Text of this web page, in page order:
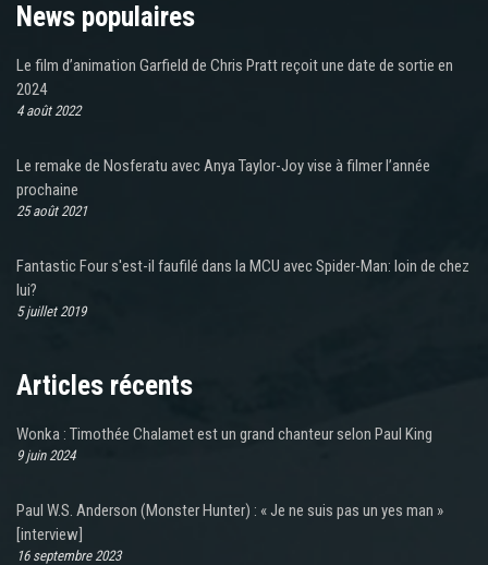
News populaires
Le film d’animation Garfield de Chris Pratt reçoit une date de sortie en
2024
4 août 2022
Le remake de Nosferatu avec Anya Taylor-Joy vise à filmer l’année
prochaine
25 août 2021
Fantastic Four s'est-il faufilé dans la MCU avec Spider-Man: loin de chez
lui?
5 juillet 2019
Articles récents
Wonka : Timothée Chalamet est un grand chanteur selon Paul King
9 juin 2024
Paul W.S. Anderson (Monster Hunter) : « Je ne suis pas un yes man »
[interview]
16 septembre 2023